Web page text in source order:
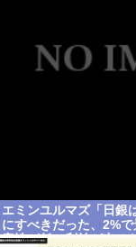
エミンユルマズ「日銀
にすべきだった、2%
産性が低い利益が出せ